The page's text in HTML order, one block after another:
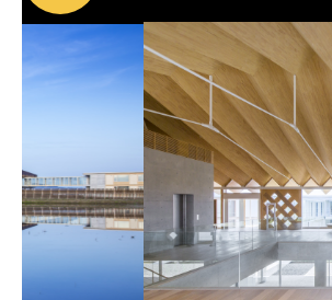
公開資料
公開技術情報
JSCA賞
JSCA賞とは